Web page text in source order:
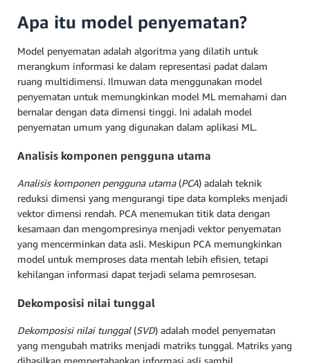
Apa itu model penyematan?
Model penyematan adalah algoritma yang dilatih untuk
merangkum informasi ke dalam representasi padat dalam
ruang multidimensi. Ilmuwan data menggunakan model
penyematan untuk memungkinkan model ML memahami dan
bernalar dengan data dimensi tinggi. Ini adalah model
penyematan umum yang digunakan dalam aplikasi ML.
Analisis komponen pengguna utama
Analisis komponen pengguna utama(PCA) adalah teknik
reduksi dimensi yang mengurangi tipe data kompleks menjadi
vektor dimensi rendah. PCA menemukan titik data dengan
kesamaan dan mengompresinya menjadi vektor penyematan
yang mencerminkan data asli. Meskipun PCA memungkinkan
model untuk memproses data mentah lebih efisien, tetapi
kehilangan informasi dapat terjadi selama pemrosesan.
Dekomposisi nilai tunggal
Dekomposisi nilai tunggal(SVD) adalah model penyematan
yang mengubah matriks menjadi matriks tunggal. Matriks yang
dihasilkan mempertahankan informasi asli sambil